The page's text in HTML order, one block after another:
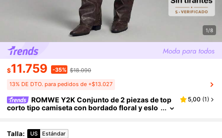
1/8
$11.759 -35% $18.090
13% DE DTO. para pedidos de +$13.027
ROMWE Y2K Conjunto de 2 piezas de top
corto tipo camiseta con bordado floral y eslo
5,00 (1)
Talla: US Estándar